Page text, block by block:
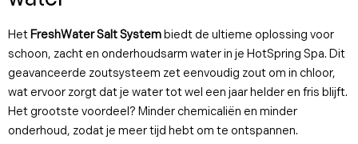
Het FreshWater Salt System biedt de ultieme oplossing voor
schoon, zacht en onderhoudsarm water in je HotSpring Spa. Dit
geavanceerde zoutsysteem zet eenvoudig zout om in chloor,
wat ervoor zorgt dat je water tot wel een jaar helder en fris blijft.
Het grootste voordeel? Minder chemicaliën en minder
onderhoud, zodat je meer tijd hebt om te ontspannen.